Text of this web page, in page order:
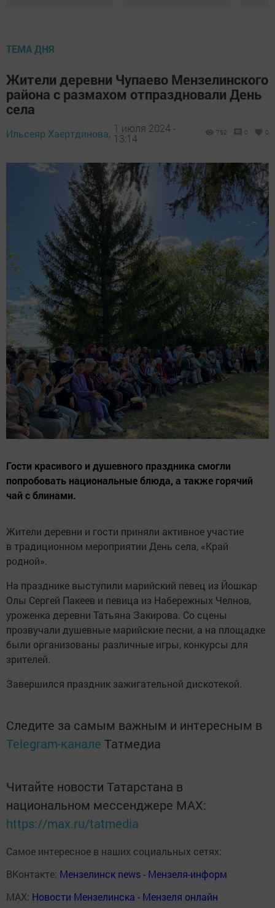
ТЕМА ДНЯ
Жители деревни Чупаево Мензелинского
района с размахом отпраздновали День
села
Ильсеяр Хаертдинова, 1 июля 2024 -
13:14
752 0 0
Гости красивого и душевного праздника смогли
попробовать национальные блюда, а также горячий
чай с блинами.
Жители деревни и гости приняли активное участие
в традиционном мероприятии День села, «Край
родной».
На празднике выступили марийский певец из Йошкар
Олы Сергей Пакеев и певица из Набережных Челнов,
уроженка деревни Татьяна Закирова. Со сцены
прозвучали душевные марийские песни, а на площадке
были организованы различные игры, конкурсы для
зрителей.
Завершился праздник зажигательной дискотекой.
Следите за самым важным и интересным в
Telegram-канале Татмедиа
Читайте новости Татарстана в
национальном мессенджере MАХ:
https://max.ru/tatmedia
Самое интересное в наших социальных сетях:
ВКонтакте: Мензелинск news - Мензеля-информ
MAX: Новости Мензелинска - Мензеля онлайн